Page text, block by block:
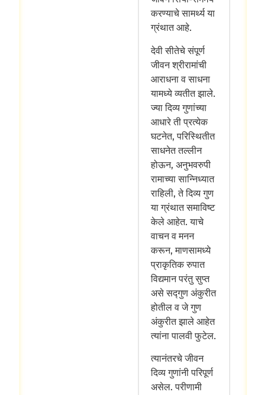
करण्याचे सामर्थ्य या
ग्रंथात आहे.
देवी सीतेचे संपूर्ण
जीवन श्रीरामांची
आराधना व साधना
यामध्ये व्यतीत झाले.
ज्या दिव्य गुणांच्या
आधारे ती प्रत्येक
घटनेत, परिस्थितीत
साधनेत तल्लीन
होऊन, अनुभवरुपी
रामाच्या सान्निध्यात
राहिली, ते दिव्य गुण
या ग्रंथात समाविष्ट
केले आहेत. याचे
वाचन व मनन
करून, माणसामध्ये
प्राकृतिक रुपात
विद्यमान परंतु सुप्त
असे सद्गुण अंकुरीत
होतील व जे गुण
अंकुरीत झाले आहेत
त्यांना पालवी फुटेल.
त्यानंतरचे जीवन
दिव्य गुणांनी परिपूर्ण
असेल. परीणामी